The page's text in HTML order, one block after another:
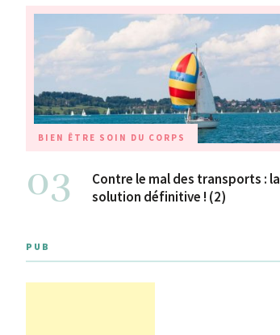
BIEN ÊTRE SOIN DU CORPS
03
Contre le mal des transports : la
solution définitive ! (2)
PUB